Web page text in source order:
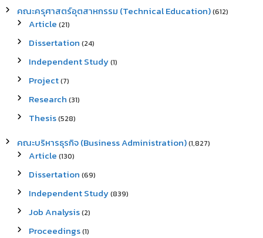
คณะครุศาสตร์อุตสาหกรรม (Technical Education)(612)
Article (21)
Dissertation (24)
Independent Study(1)
Project(7)
Research (31)
Thesis(528)
คณะบริหารธุรกิจ (Business Administration)(1,827)
Article (130)
Dissertation (69)
Independent Study(839)
Job Analysis(2)
Proceedings(1)